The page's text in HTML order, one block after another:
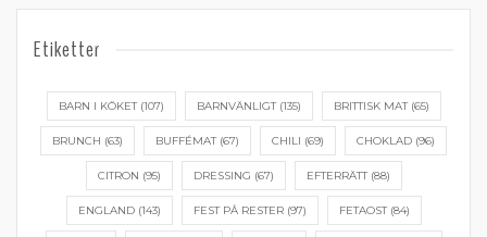
Etiketter
BARN I KÖKET(107) BARNVÄNLIGT(135) BRITTISK MAT(65)
BRUNCH (63) BUFFÉMAT(67) CHILI (69) CHOKLAD (96)
CITRON (95) DRESSING (67) EFTERRÄTT(88)
ENGLAND(143) FEST PÅ RESTER(97) FETAOST(84)